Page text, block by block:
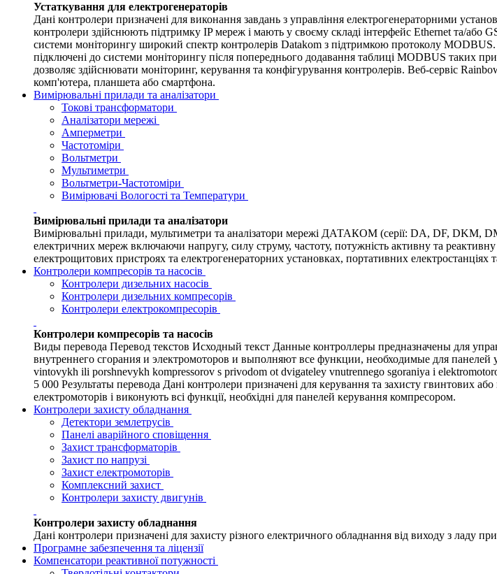
Устаткування для електрогенераторів
Дані контролери призначені для виконання завдань з управління електрогенераторними
контролери здійснюють підтримку IP мереж і мають у своєму складі інтерфейс Ethernet та/або
системи моніторингу широкий спектр контролерів Datakom з підтримкою протоколу
підключені до системи моніторингу після попереднього додавання таблиці MODBUS таких
дозволяє здійснювати моніторинг, керування та конфігурування контролерів. Веб-сервіс
комп'ютера, планшета або смартфона.
Вимірювальні прилади та аналізатори
Токові трансформатори
Аналізатори мережі
Амперметри
Частотоміри
Вольтметри
Мультиметри
Вольтметри-Частотоміри
Вимірювачі Вологості та Температури
Вимірювальні прилади та аналізатори
Вимірювальні прилади, мультиметри та аналізатори мережі ДАТАКОМ (серії: DA, DF, DKM,
електричних мереж включаючи напругу, силу струму, частоту, потужність активну та
електрощитових пристроях та електрогенераторних установках, портативних електростанціях
Контролери компресорів та насосів
Контролери дизельних насосів
Контролери дизельних компресорів
Контролери електрокомпресорів
Контролери компресорів та насосів
Виды перевода Перевод текстов Исходный текст Данные контроллеры предназначены для
внутреннего сгорания и электромоторов и выполняют все функции, необходимые для
vintovykh ili porshnevykh kompressorov s privodom ot dvigateley vnutrennego sgoraniya i
5 000 Результаты перевода Дані контролери призначені для керування та захисту гвинтових
електромоторів і виконують всі функції, необхідні для панелей керування компресором.
Контролери захисту обладнання
Детектори землетрусів
Панелі аварійного сповіщення
Захист трансформаторів
Захист по напрузі
Захист електромоторів
Комплексний захист
Контролери захисту двигунів
Контролери захисту обладнання
Дані контролери призначені для захисту різного електричного обладнання від виходу з ладу
Програмне забезпечення та ліцензії
Компенсатори реактивної потужності